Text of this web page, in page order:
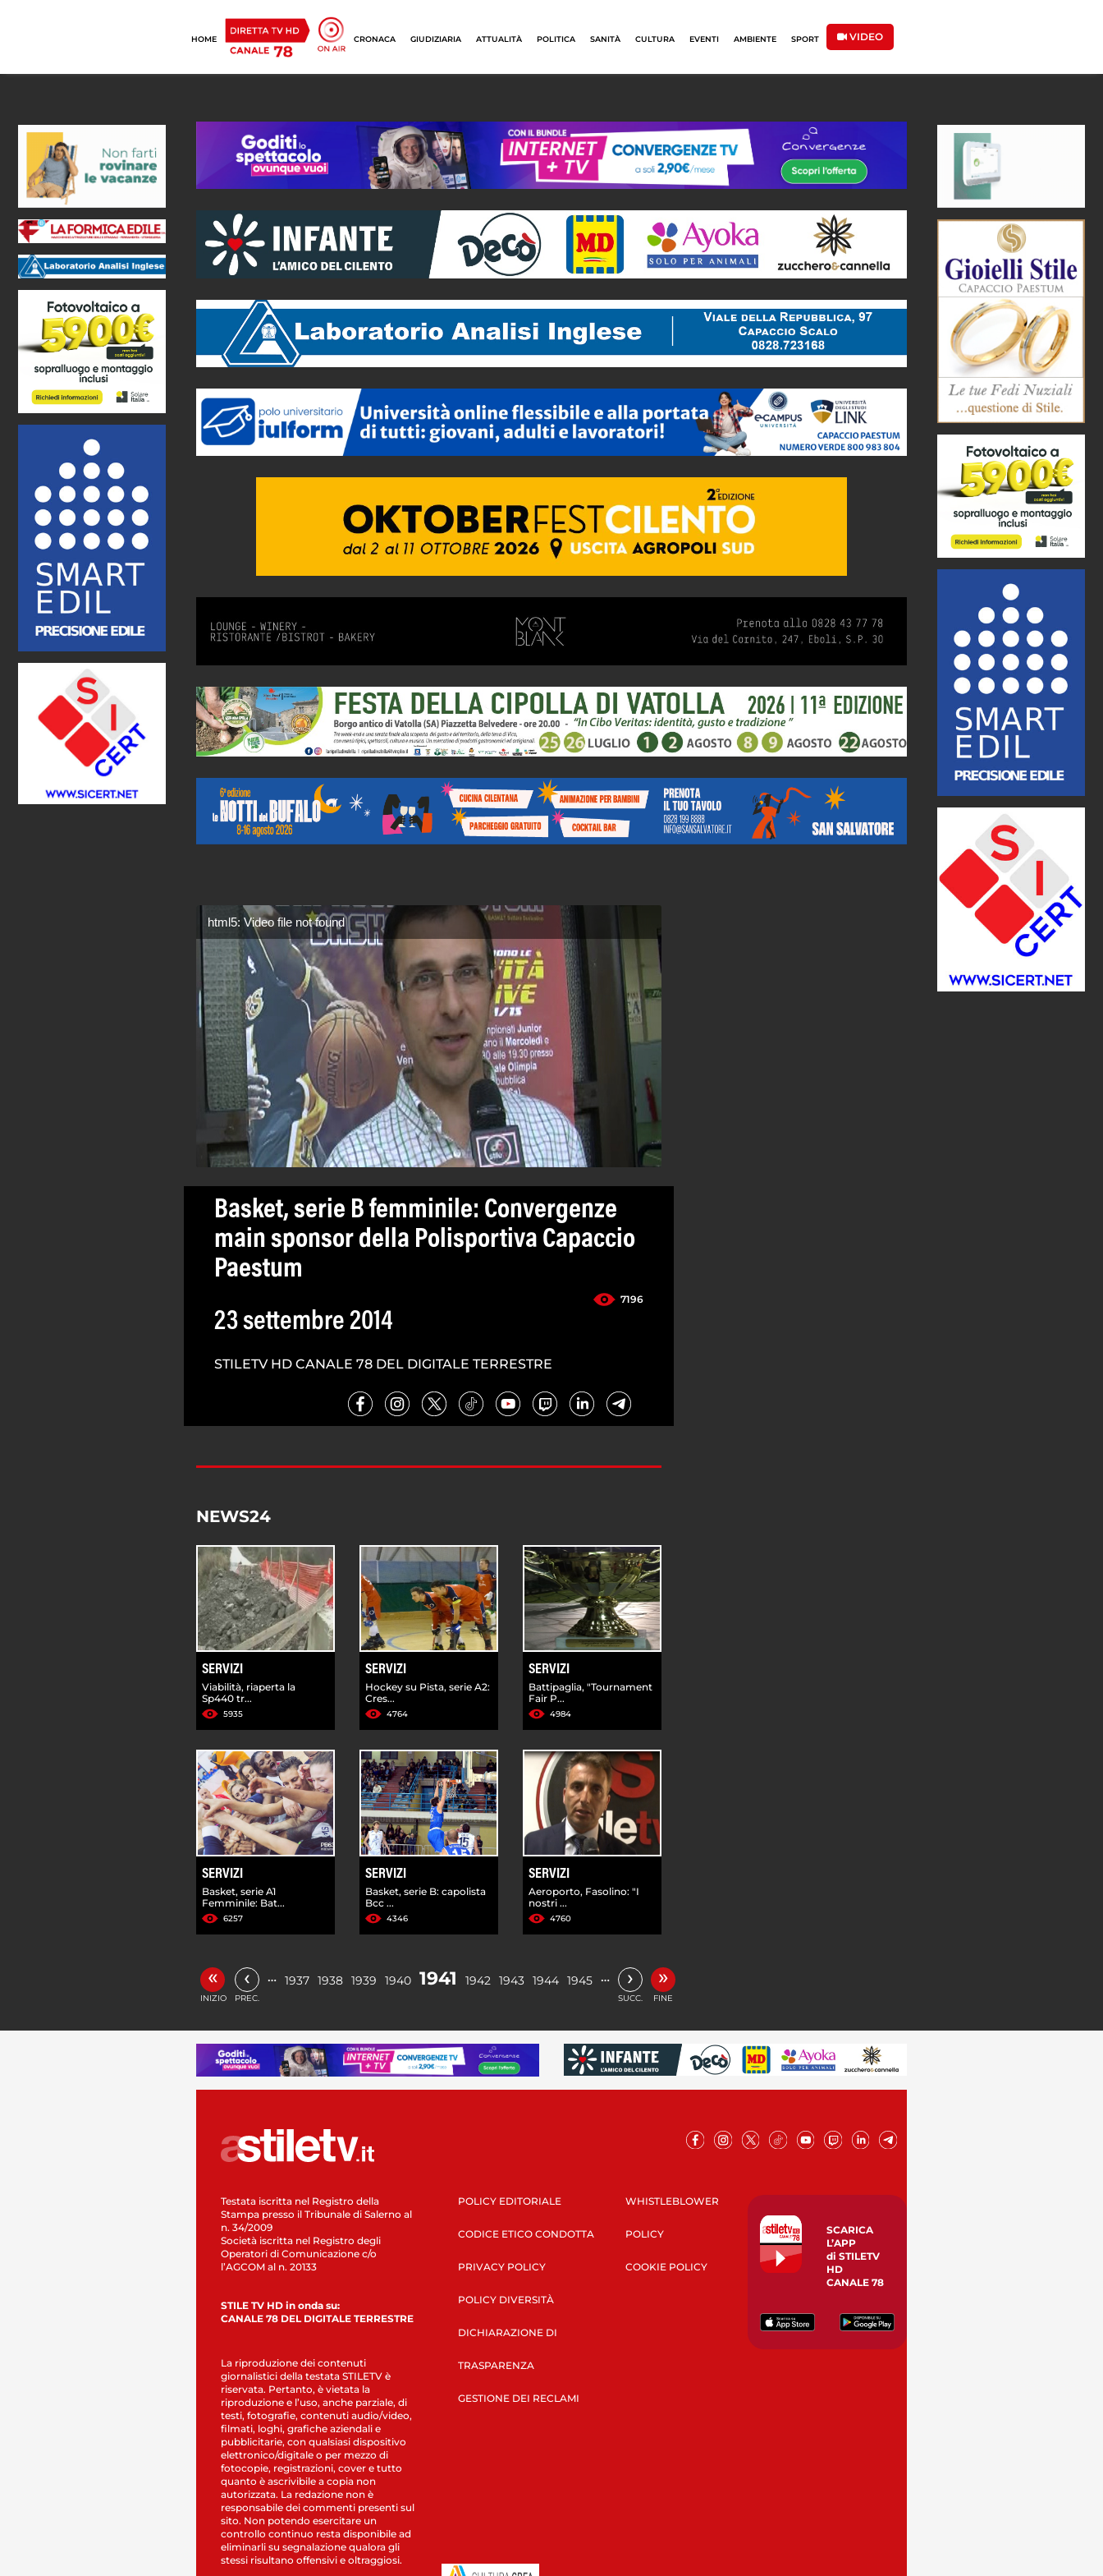
HOME CRONACA GIUDIZIARIA ATTUALITÀ POLITICA SANITÀ CULTURA EVENTI AMBIENTE SPORT VIDEO
html5: Video file not found
Basket, serie B femminile: Convergenze
main sponsor della Polisportiva Capaccio
Paestum
7196
23 settembre 2014
STILETV HD CANALE 78 DEL DIGITALE TERRESTRE
NEWS24
SERVIZI
Viabilità, riaperta la
Sp440 tr...
5935
SERVIZI
Hockey su Pista, serie A2:
Cres...
4764
SERVIZI
Battipaglia, "Tournament
Fair P...
4984
SERVIZI
Basket, serie A1
Femminile: Bat...
6257
SERVIZI
Basket, serie B: capolista
Bcc ...
4346
SERVIZI
Aeroporto, Fasolino: "I
nostri ...
4760
«
INIZIO
‹
PREC.
… 1937 1938 1939 1940 1941 1942 1943 1944 1945 … ›
SUCC.
»
FINE
Testata iscritta nel Registro della
Stampa presso il Tribunale di Salerno al
n. 34/2009
Società iscritta nel Registro degli
Operatori di Comunicazione c/o
l’AGCOM al n. 20133
STILE TV HD in onda su:
CANALE 78 DEL DIGITALE TERRESTRE
La riproduzione dei contenuti
giornalistici della testata STILETV è
riservata. Pertanto, è vietata la
riproduzione e l’uso, anche parziale, di
testi, fotografie, contenuti audio/video,
filmati, loghi, grafiche aziendali e
pubblicitarie, con qualsiasi dispositivo
elettronico/digitale o per mezzo di
fotocopie, registrazioni, cover e tutto
quanto è ascrivibile a copia non
autorizzata. La redazione non è
responsabile dei commenti presenti sul
sito. Non potendo esercitare un
controllo continuo resta disponibile ad
eliminarli su segnalazione qualora gli
stessi risultano offensivi e oltraggiosi.
POLICY EDITORIALE
CODICE ETICO CONDOTTA
PRIVACY POLICY
POLICY DIVERSITÀ
DICHIARAZIONE DI
TRASPARENZA
GESTIONE DEI RECLAMI
WHISTLEBLOWER
POLICY
COOKIE POLICY
SCARICA
L’APP
di STILETV
HD
CANALE 78